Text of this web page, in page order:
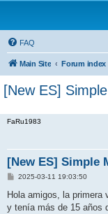
FAQ
Main Site Forum index
[New ES]
FaRu1983
[New ES] Simple
P
s
2025-03-11 19:03:50
Hola amigos, la primera
y tenía más de 15 años